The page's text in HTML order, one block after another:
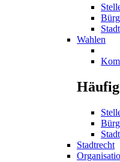
Wahlen
Stadtrecht